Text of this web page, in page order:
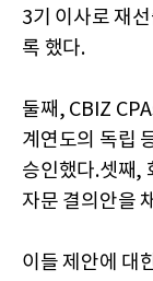
3기 이사로 재
록 했다.
둘째, CBIZ
계연도의 독립
승인했다.셋째,
자문 결의안을
이들 제안에 대